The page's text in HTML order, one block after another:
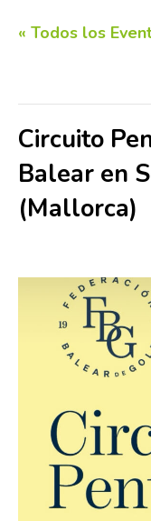
« Todos los
Circuito
Balear en
(Mallorca)